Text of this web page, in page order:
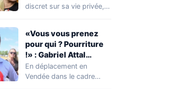
la toile
discret sur sa vie privée,
«Vous vous prenez
pour qui ? Pourriture
!» : Gabriel Attal
chahuté sur un
campement illégal
En déplacement en
Vendée dans le cadre